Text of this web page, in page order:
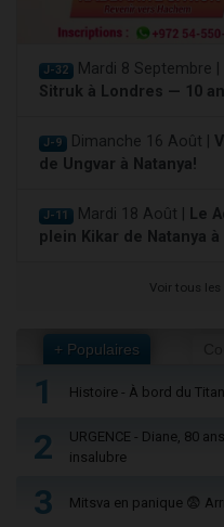
J-32 Mardi 8 Septembre |
Sitruk à Londres — 10
J-9 Dimanche 16 Août |
de Ungvar à Natanya!
J-11 Mardi 18 Août |
Le
plein Kikar de Natanya à
Voir tous les
+ Populaires
1 Histoire - À bord du
2
URGENCE - Diane, 80
insalubre
3 Mitsva en panique 😨